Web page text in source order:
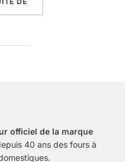
DE
officiel de la marque
40 ans des fours à